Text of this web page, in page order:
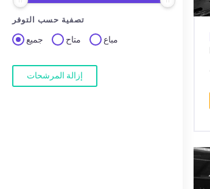
تصفية حسب التوفر
جميع متاح مباع
إزالة المرشحات